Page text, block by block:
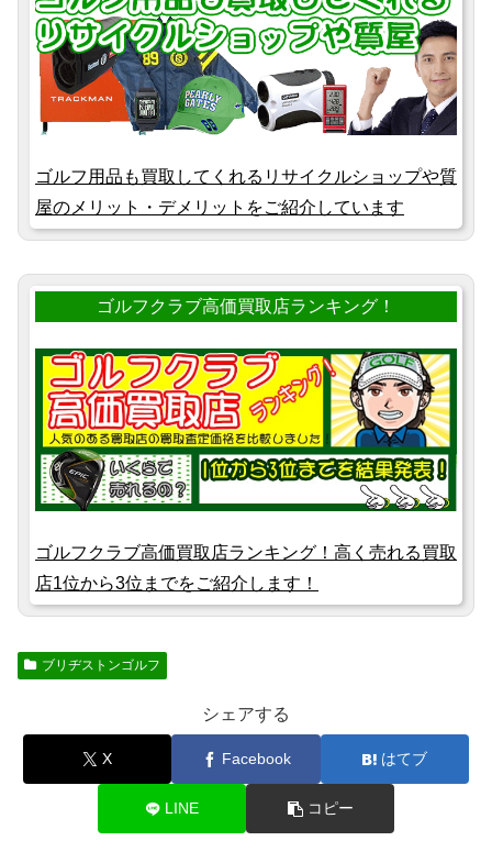
ゴルフ用品も買取してくれるリサイクルショップや質
屋のメリット・デメリットをご紹介しています
ゴルフクラブ高価買取店ランキング！
ゴルフクラブ高価買取店ランキング！高く売れる買取
店1位から3位までをご紹介します！
ブリヂストンゴルフ
シェアする
X Facebook はてブ
LINE コピー